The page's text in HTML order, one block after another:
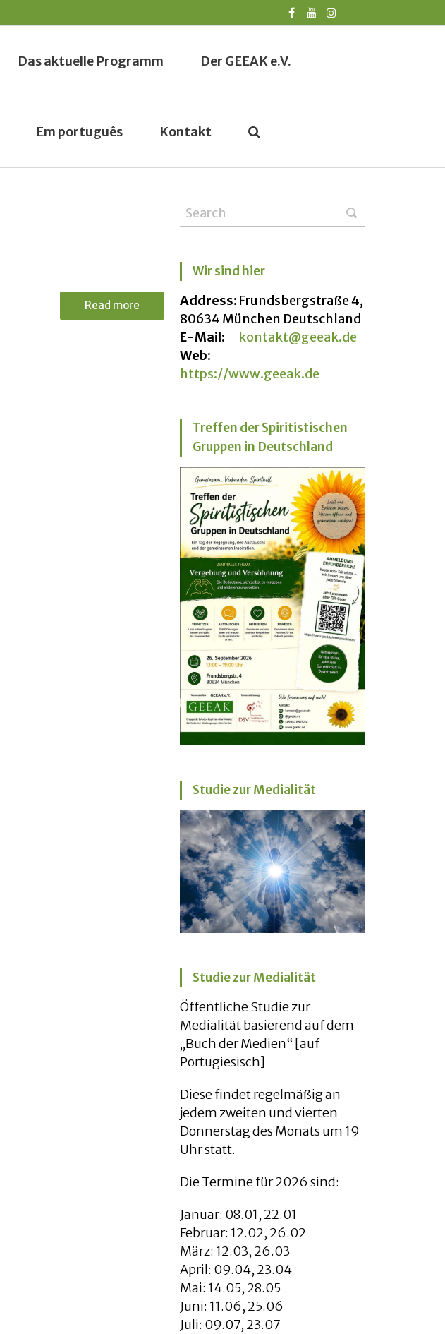
Das aktuelle Programm Der GEEAK e.V.
Em português Kontakt
Read more
Wir sind hier
Address: Frundsbergstraße 4,
80634 München Deutschland
E-Mail:
kontakt@geeak.de
Web:
https://www.geeak.de
Treffen der Spiritistischen
Gruppen in Deutschland
Studie zur Medialität
Studie zur Medialität
Öffentliche Studie zur
Medialität basierend auf dem
„Buch der Medien“ [auf
Portugiesisch]
Diese findet regelmäßig an
jedem zweiten und vierten
Donnerstag des Monats um 19
Uhr statt.
Die Termine für 2026 sind:
Januar: 08.01, 22.01
Februar: 12.02, 26.02
März: 12.03, 26.03
April: 09.04, 23.04
Mai: 14.05, 28.05
Juni: 11.06, 25.06
Juli: 09.07, 23.07